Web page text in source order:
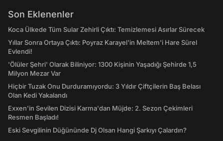
Son Eklenenler
Koca Ülkede Tüm Sular Zehirli Çıktı: Temizlemesi Asırlar Sürecek
Yıllar Sonra Ortaya Çıktı: Poyraz Karayel'in Meltem'i Hare Sürel
Evlendi!
'Ölüler Şehri' Olarak Biliniyor: 1300 Kişinin Yaşadığı Şehirde 1,5
Milyon Mezar Var
Hiçbir Tuzak Onu Durduramıyordu: 3 Yıldır Çiftçilerin Baş Belası
Olan Kedi Yakalandı
Exxen'in Sevilen Dizisi Karma'dan Müjde: 2. Sezon Çekimleri
Resmen Başladı!
Eski Sevgilinin Düğününde Dj Olsan Hangi Şarkıyı Çalardın?